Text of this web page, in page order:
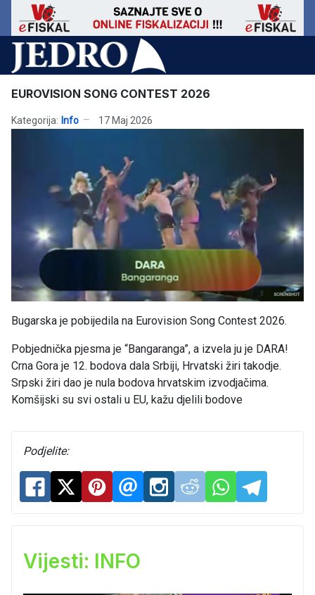
EUROVISION SONG CONTEST 2026
Kategorija: Info 17 Maj 2026
Bugarska je pobijedila na Eurovision Song Contest 2026.
Pobjednička pjesma je “Bangaranga”, a izvela ju je DARA!
Crna Gora je 12. bodova dala Srbiji, Hrvatski žiri takodje.
Srpski žiri dao je nula bodova hrvatskim izvodjačima.
Komšijski su svi ostali u EU, kažu djelili bodove
Podjelite:
Vijesti: INFO